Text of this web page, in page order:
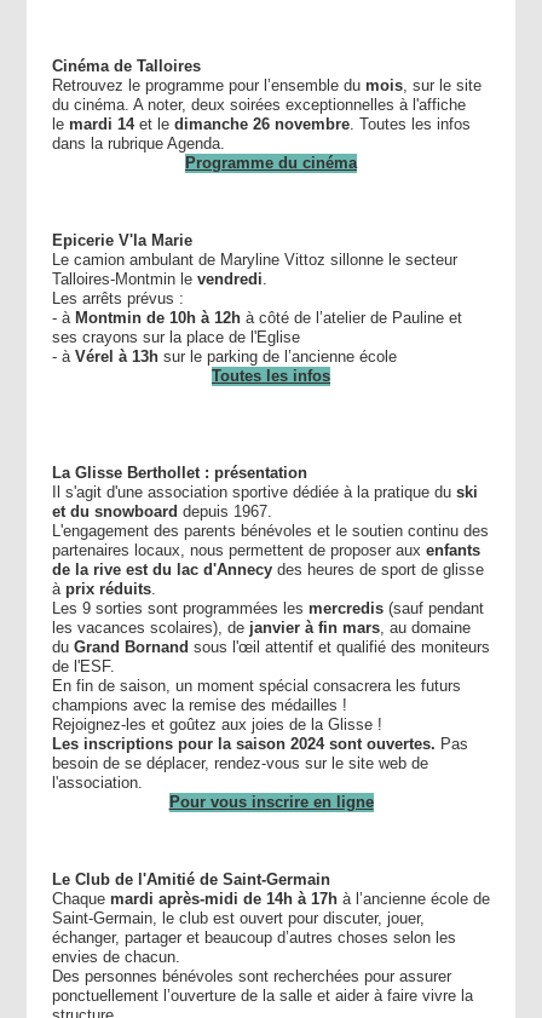
Cinéma de Talloires
Retrouvez le programme pour l’ensemble du mois, sur le site
du cinéma. A noter, deux soirées exceptionnelles à l'affiche
le mardi 14 et le dimanche 26 novembre. Toutes les infos
dans la rubrique Agenda.
Programme du cinéma
Epicerie V'la Marie
Le camion ambulant de Maryline Vittoz sillonne le secteur
Talloires-Montmin le vendredi.
Les arrêts prévus :
- à Montmin de 10h à 12hà côté de l’atelier de Pauline et
ses crayons sur la place de l'Eglise
- à Vérel à 13h sur le parking de l’ancienne école
Toutes les infos
La Glisse Berthollet : présentation
Il s'agit d'une association sportive dédiée à la pratique du ski
et du snowboard depuis 1967.
L'engagement des parents bénévoles et le soutien continu des
partenaires locaux, nous permettent de proposer aux enfants
de la rive est du lac d'Annecydes heures de sport de glisse
à prix réduits.
Les 9 sorties sont programmées les mercredis(sauf pendant
les vacances scolaires), de janvier à fin mars, au domaine
du Grand Bornand sous l'œil attentif et qualifié des moniteurs
de l'ESF.
En fin de saison, un moment spécial consacrera les futurs
champions avec la remise des médailles !
Rejoignez-les et goûtez aux joies de la Glisse !
Les inscriptions pour la saison 2024 sont ouvertes. Pas
besoin de se déplacer, rendez-vous sur le site web de
l'association.
Pour vous inscrire en ligne
Le Club de l'Amitié de Saint-Germain
Chaque mardi après-midi de 14h à 17hà l’ancienne école de
Saint-Germain, le club est ouvert pour discuter, jouer,
échanger, partager et beaucoup d’autres choses selon les
envies de chacun.
Des personnes bénévoles sont recherchées pour assurer
ponctuellement l’ouverture de la salle et aider à faire vivre la